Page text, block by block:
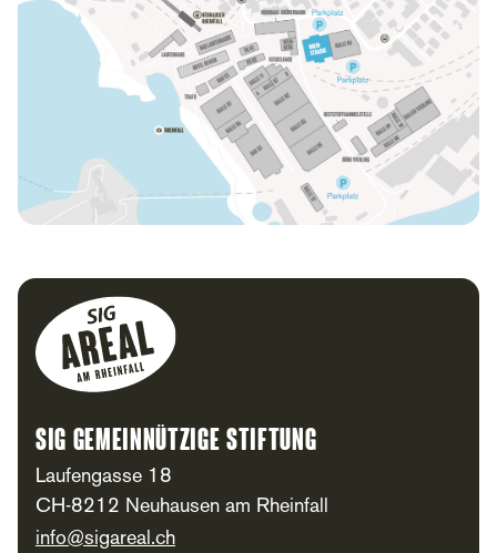
SIG Gemeinnützige Stiftung
Laufengasse 18
CH-8212 Neuhausen am Rheinfall
info@sigareal.ch